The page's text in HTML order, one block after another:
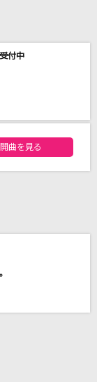
付中
ング
曲を見る